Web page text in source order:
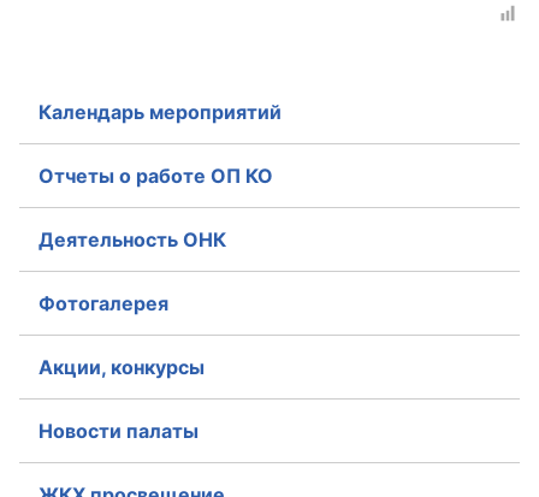
Календарь мероприятий
Отчеты о работе ОП КО
Деятельность ОНК
Фотогалерея
Акции, конкурсы
Новости палаты